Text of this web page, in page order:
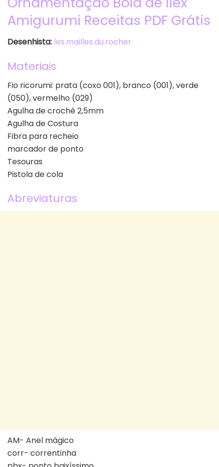
Amigurumi Receitas PDF Grátis
Desenhista: les.mailles.du.rocher
Materiais
Fio ricorumi: prata (coxo 001), branco (001), verde
(050), vermelho (029)
Agulha de crochê 2,5mm
Agulha de Costura
Fibra para recheio
marcador de ponto
Tesouras
Pistola de cola
Abreviaturas
AM- Anel mágico
corr- correntinha